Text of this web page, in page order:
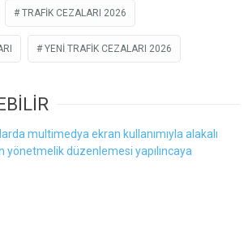
TRAFIK CEZALARI 2026
YENI TRAFIK CEZALARI 2026